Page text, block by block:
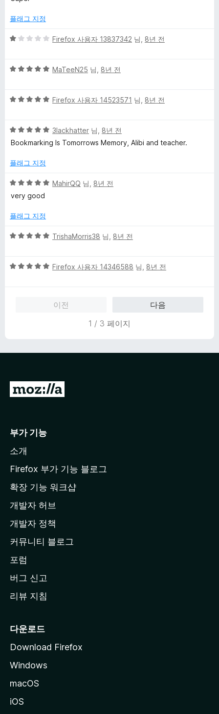
점
점
5
플래그 지정
5
점
점
Firefox 사용자 13837342 님, 8년 전
5
점
점
MaTeeN25 님, 8년 전
5
점
에
점
Firefox 사용자 14523571 님, 8년 전
5
점
점
5
3lackhatter 님, 8년 전
Bookmarking Is Tomorrows Memory, Alibi and teacher.
플래그 지정
5
점
점
5
MahirQQ 님, 8년 전
very good
플래그 지정
5
점
TrishaMorris38 님, 8년 전
5
Firefox 사용자 14346588 님, 8년 전
이전
다음
1 / 3 페이지
M
l
a
페
이
지
이
동
부가 기능
소개
Firefox 부가 기능 블로그
확장 기능 워크샵
개발자 허브
개발자 정책
커뮤니티 블로그
포럼
버그 신고
리뷰 지침
다운로드
Download Firefox
Windows
macOS
iOS